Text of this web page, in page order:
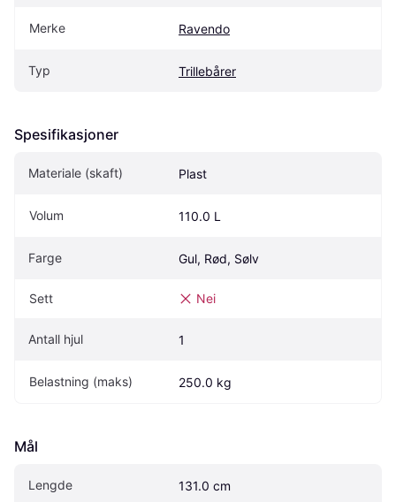
Merke Ravendo
Typ Trillebårer
Spesifikasjoner
Materiale (skaft) Plast
Volum 110.0 L
Farge Gul, Rød, Sølv
Sett Nei
Antall hjul 1
Belastning (maks) 250.0 kg
Mål
Lengde 131.0 cm